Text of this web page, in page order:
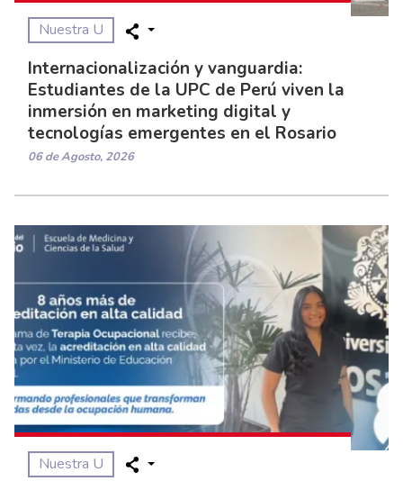
Nuestra U
Internacionalización y vanguardia:
Estudiantes de la UPC de Perú viven la
inmersión en marketing digital y
tecnologías emergentes en el Rosario
06 de Agosto, 2026
Nuestra U